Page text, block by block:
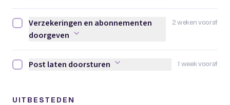
2 weken vooraf
Verzekeringen en abonnementen doorgeven afvinken
Verzekeringen en abonnementen
doorgeven
1 week vooraf
Post laten doorsturen afvinken
Post laten doorsturen
UITBESTEDEN